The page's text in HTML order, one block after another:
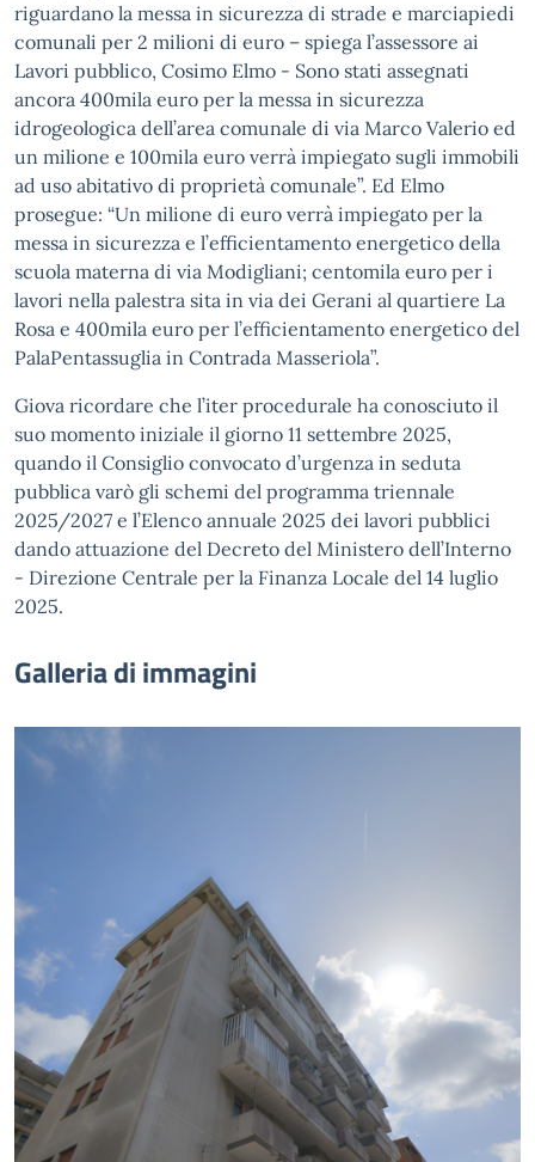
riguardano la messa in sicurezza di strade e marciapiedi
comunali per 2 milioni di euro – spiega l’assessore ai
Lavori pubblico, Cosimo Elmo - Sono stati assegnati
ancora 400mila euro per la messa in sicurezza
idrogeologica dell’area comunale di via Marco Valerio ed
un milione e 100mila euro verrà impiegato sugli immobili
ad uso abitativo di proprietà comunale”. Ed Elmo
prosegue: “Un milione di euro verrà impiegato per la
messa in sicurezza e l’efficientamento energetico della
scuola materna di via Modigliani; centomila euro per i
lavori nella palestra sita in via dei Gerani al quartiere La
Rosa e 400mila euro per l’efficientamento energetico del
PalaPentassuglia in Contrada Masseriola”.
Giova ricordare che l’iter procedurale ha conosciuto il
suo momento iniziale il giorno 11 settembre 2025,
quando il Consiglio convocato d’urgenza in seduta
pubblica varò gli schemi del programma triennale
2025/2027 e l’Elenco annuale 2025 dei lavori pubblici
dando attuazione del Decreto del Ministero dell’Interno
- Direzione Centrale per la Finanza Locale del 14 luglio
2025.
Galleria di immagini